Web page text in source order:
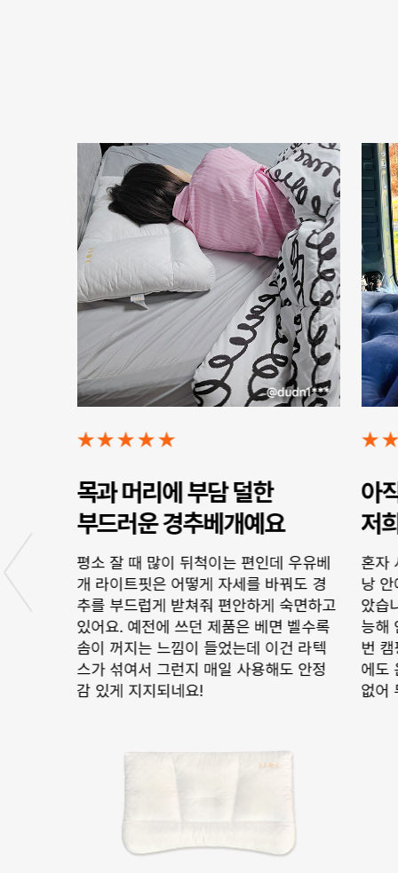
★★★★★
목과 머리에 부담 덜한
부드러운 경추베개예요
평소 잘 때 많이 뒤척이는 편인데 우유베
개 라이트핏은 어떻게 자세를 바꿔도 경
추를 부드럽게 받쳐줘 편안하게 숙면하고
있어요. 예전에 쓰던 제품은 베면 벨수록
솜이 꺼지는 느낌이 들었는데 이건 라텍
스가 섞여서 그런지 매일 사용해도 안정
감 있게 지지되네요!
★★
아
저
혼자
낭 안
았습
능해
번 캠
에도
없어